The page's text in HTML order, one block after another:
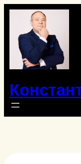
Перейти
содержимому